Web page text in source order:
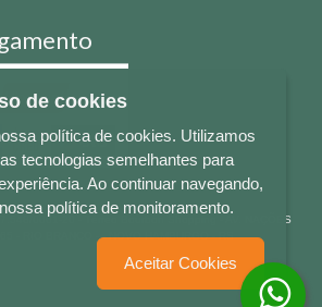
0001-20 - Térreo Bourbon Shopping - AV. NAÇÕES
- RIO BRANCO - - NOVO HAMBURGO - RS
de cookies
política de cookies. Utilizamos
tecnologias semelhantes para
Ao continuar navegando,
política de monitoramento.
Aceitar Cookies